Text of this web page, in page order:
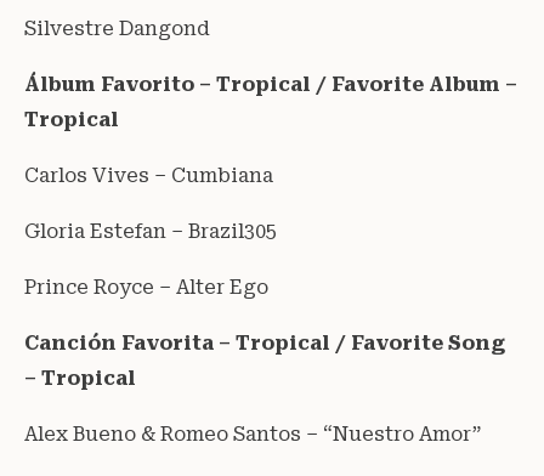
Silvestre Dangond
Álbum Favorito – Tropical / Favorite Album –
Tropical
Carlos Vives – Cumbiana
Gloria Estefan – Brazil305
Prince Royce – Alter Ego
Canción Favorita – Tropical / Favorite Song
– Tropical
Alex Bueno & Romeo Santos – “Nuestro Amor”